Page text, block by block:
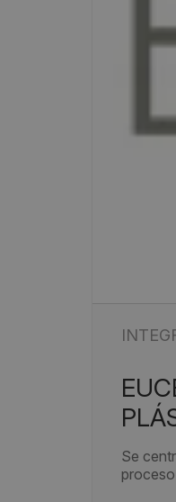
EUCERPLAST, CERTIFICACIÓN PARA LOS QUE USAN
Se